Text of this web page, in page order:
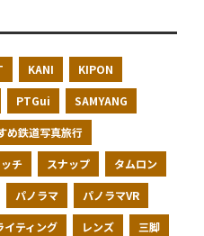
KANI KIPON
PTGui SAMYANG
め鉄道写真旅行
チ スナップ タムロン
パノラマ パノラマVR
イティング レンズ 三脚